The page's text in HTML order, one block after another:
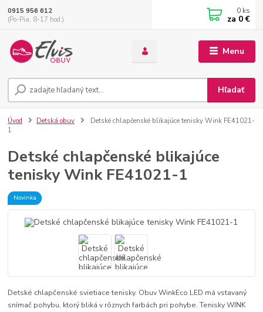
Menu
Hľadať
0915 956 612
(Po-Pia, 8-17 hod.)
0 ks
za 0 €
Úvod Detská obuv
Detské chlapčenské blikajúce tenisky Wink FE41021-
1
Detské chlapčenské blikajúce
tenisky Wink FE41021-1
Novinka
Detské chlapčenské svietiace tenisky. Obuv WinkEco LED má vstavaný
snímač pohybu, ktorý bliká v rôznych farbách pri pohybe. Tenisky WINK